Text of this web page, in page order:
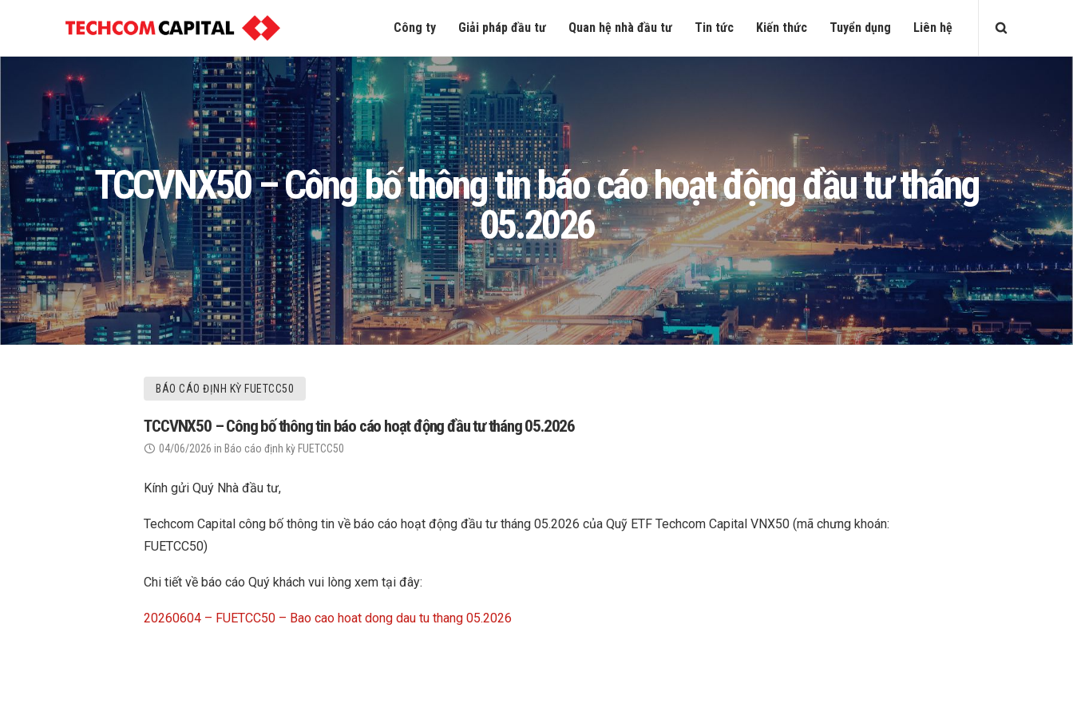
Công ty Giải pháp đầu tư Quan hệ nhà đầu tư Tin tức Kiến thức Tuyển dụng Liên hệ
TCCVNX50 – Công bố thông tin báo cáo hoạt động đầu tư tháng
05.2026
BÁO CÁO ĐỊNH KỲ FUETCC50
TCCVNX50 – Công bố thông tin báo cáo hoạt động đầu tư tháng 05.2026
04/06/2026 in Báo cáo định kỳ FUETCC50
Kính gửi Quý Nhà đầu tư,
Techcom Capital công bố thông tin về báo cáo hoạt động đầu tư tháng 05.2026 của Quỹ ETF Techcom Capital VNX50 (mã chưng khoán:
FUETCC50)
Chi tiết về báo cáo Quý khách vui lòng xem tại đây:
20260604 – FUETCC50 – Bao cao hoat dong dau tu thang 05.2026